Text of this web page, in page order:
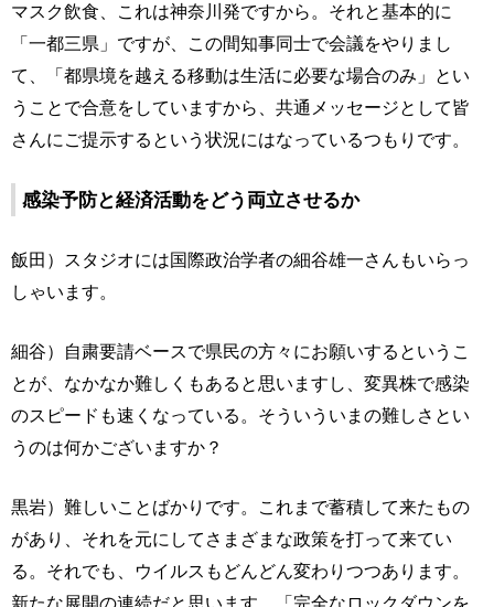
マスク飲食、これは神奈川発ですから。それと基本的に
「一都三県」ですが、この間知事同士で会議をやりまし
て、「都県境を越える移動は生活に必要な場合のみ」とい
うことで合意をしていますから、共通メッセージとして皆
さんにご提示するという状況にはなっているつもりです。
感染予防と経済活動をどう両立させるか
飯田）スタジオには国際政治学者の細谷雄一さんもいらっ
しゃいます。
細谷）自粛要請ベースで県民の方々にお願いするというこ
とが、なかなか難しくもあると思いますし、変異株で感染
のスピードも速くなっている。そういういまの難しさとい
うのは何かございますか？
黒岩）難しいことばかりです。これまで蓄積して来たもの
があり、それを元にしてさまざまな政策を打って来てい
る。それでも、ウイルスもどんどん変わりつつあります。
新たな展開の連続だと思います。「完全なロックダウンを